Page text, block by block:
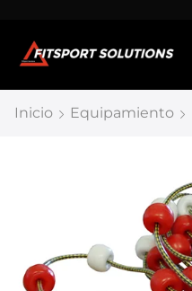
Inicio Equipamiento